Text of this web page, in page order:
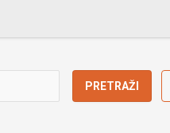
PRETRAŽI